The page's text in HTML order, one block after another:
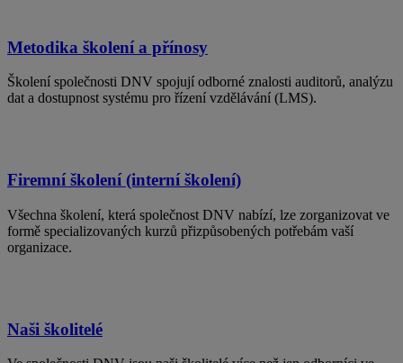
Metodika školení a přínosy
Školení společnosti DNV spojují odborné znalosti auditorů, analýzu
dat a dostupnost systému pro řízení vzdělávání (LMS).
Firemní školení (interní školení)
Všechna školení, která společnost DNV nabízí, lze zorganizovat ve
formě specializovaných kurzů přizpůsobených potřebám vaší
organizace.
Naši školitelé